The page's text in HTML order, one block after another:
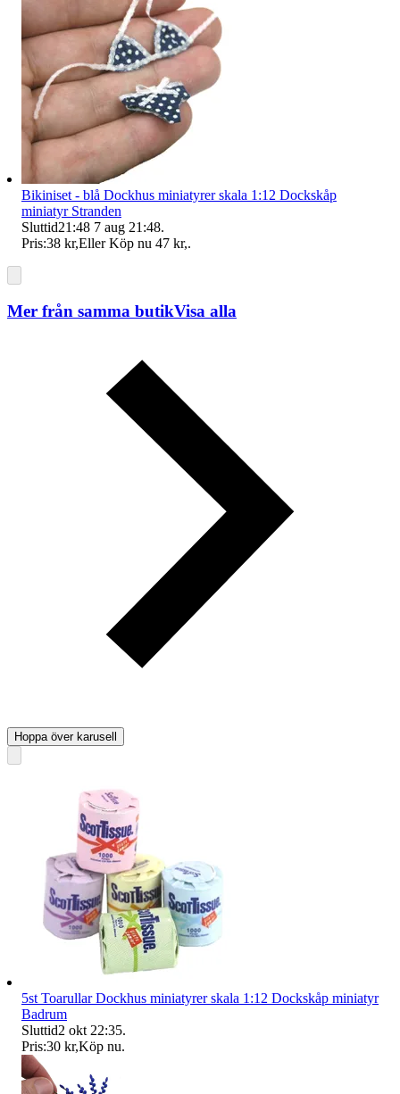
Bikiniset - blå Dockhus miniatyrer skala 1:12 Dockskåp
miniatyr Stranden
Sluttid21:48 7 aug 21:48.
Pris:38 kr,Eller Köp nu 47 kr,.
Mer från samma butikVisa alla
Hoppa över karusell
5st Toarullar Dockhus miniatyrer skala 1:12 Dockskåp miniatyr
Badrum
Sluttid2 okt 22:35.
Pris:30 kr,Köp nu.